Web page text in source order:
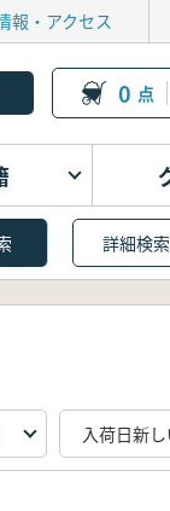
報・アクセス
0 点
詳細検索